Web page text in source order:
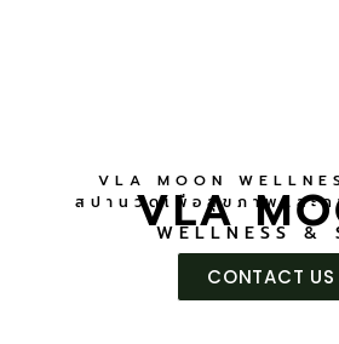
VLA MOON
สปานวดเพื่อสุขภาพและก
VLA
WELLNESS &
CONTACT US